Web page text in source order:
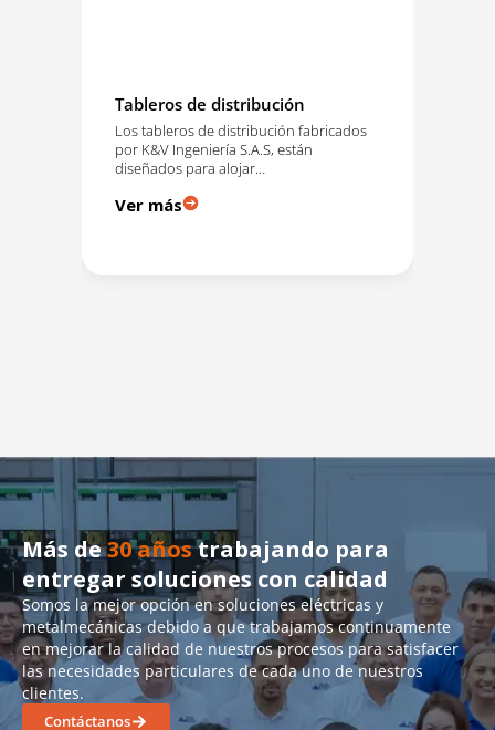
Tableros de distribución
Los tableros de distribución fabricados
por K&V Ingeniería S.A.S, están
diseñados para alojar…
Ver más
Más de30 añostrabajando para
entregar soluciones con calidad
Somos la mejor opción en soluciones eléctricas y
metalmecánicas debido a que trabajamos continuamente
en mejorar la calidad de nuestros procesos para satisfacer
las necesidades particulares de cada uno de nuestros
clientes.
Contáctanos